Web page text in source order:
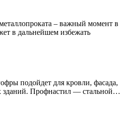
– важный момент в
в дальнейшем избежать
подойдет для кровли, фасада,
зданий. Профнастил — стальной…